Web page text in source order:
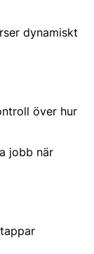
dynamiskt
över hur
jobb när